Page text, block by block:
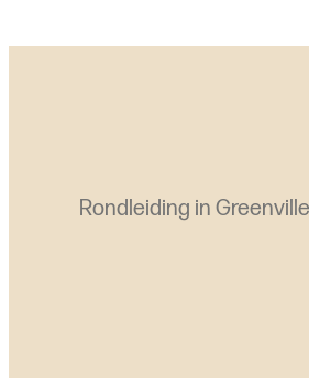
Rondleiding in